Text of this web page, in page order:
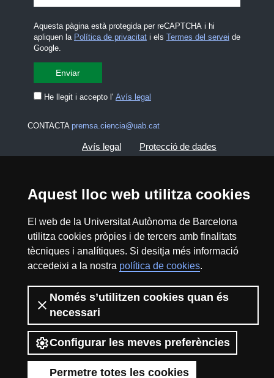
Aquest lloc web utilitza cookies
El web de la Universitat Autònoma de Barcelona
utilitza cookies pròpies i de tercers amb finalitats
tècniques i analítiques. Si desitja més informació
accedeixi a la nostra política de cookies.
Només s’utilitzen cookies quan és
necessari
Configurar les meves preferències
Permetre totes les cookies
Aquesta pàgina està protegida per reCAPTCHA i hi
apliquen la Política de privacitati els Termes del servei de
Google.
He llegit i accepto l' Avís legal
CONTACTA premsa.ciencia@uab.cat
Avís legal Protecció de dades
2026 Divulga UAB - Creative Commons
Reconeixement - No Comercial (CC BY NC) -
ISSN: 2014-6388
View low-bandwidth version